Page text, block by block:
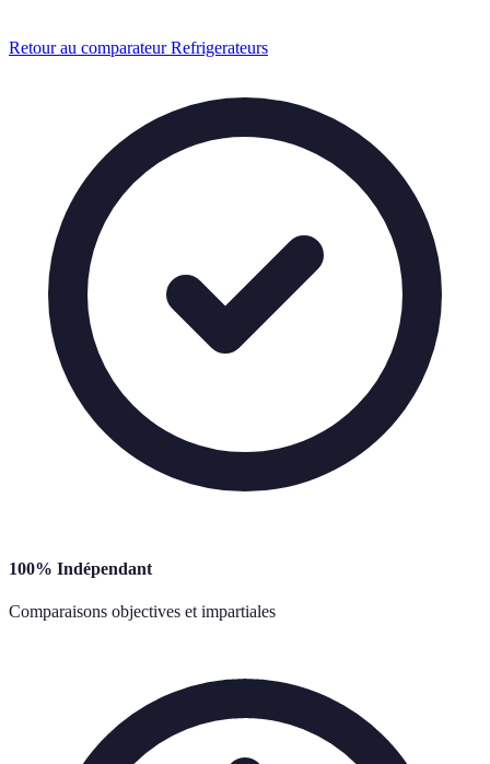
Retour au comparateur Refrigerateurs
100% Indépendant
Comparaisons objectives et impartiales